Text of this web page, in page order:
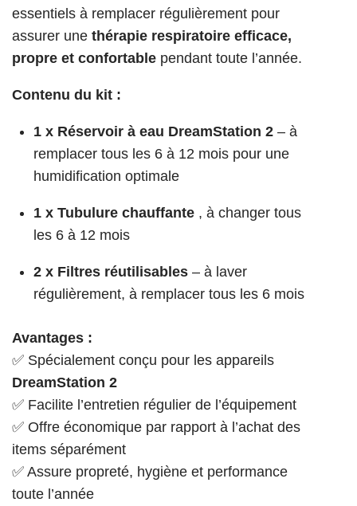
essentiels à remplacer régulièrement pour
assurer une thérapie respiratoire efficace,
propre et confortable pendant toute l’année.
Contenu du kit :
1 x Réservoir à eau DreamStation 2 – à
remplacer tous les 6 à 12 mois pour une
humidification optimale
1 x Tubulure chauffante , à changer tous
les 6 à 12 mois
2 x Filtres réutilisables – à laver
régulièrement, à remplacer tous les 6 mois
Avantages :
✅ Spécialement conçu pour les appareils
DreamStation 2
✅ Facilite l’entretien régulier de l’équipement
✅ Offre économique par rapport à l’achat des
items séparément
✅ Assure propreté, hygiène et performance
toute l’année